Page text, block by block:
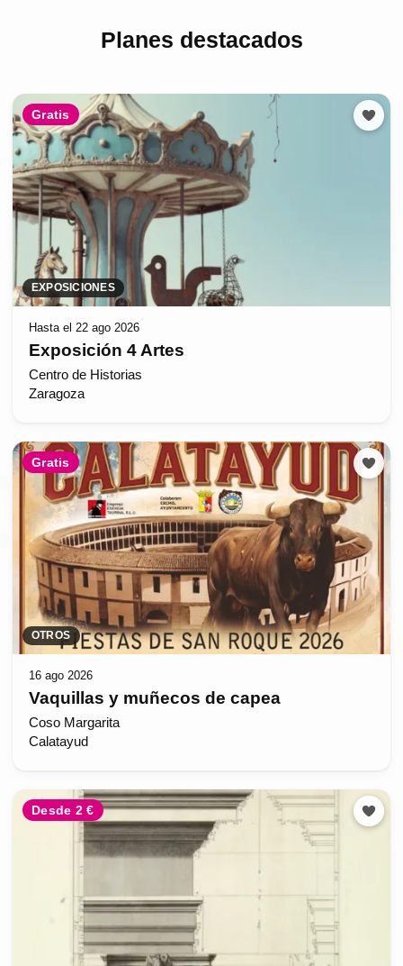
Planes destacados
Gratis
EXPOSICIONES
Hasta el 22 ago 2026
Exposición 4 Artes
Centro de Historias
Zaragoza
Gratis
OTROS
16 ago 2026
Vaquillas y muñecos de capea
Coso Margarita
Calatayud
Desde 2 €